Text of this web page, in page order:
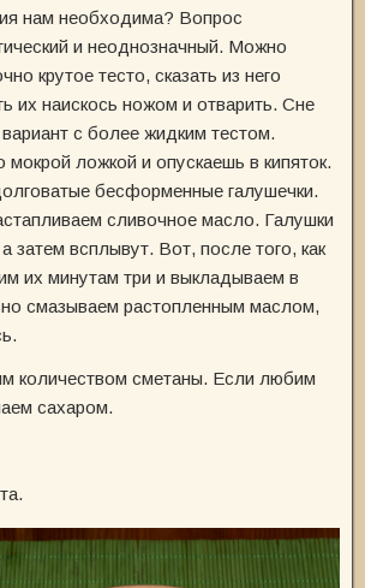
нам необходима? Вопрос
и неоднозначный. Можно
крутое тесто, сказать из него
их наискось ножом и отварить. Сне
с более жидким тестом.
мокрой ложкой и опускаешь в кипяток.
бесформенные галушечки.
сливочное масло. Галушки
затем всплывут. Вот, после того, как
их минутам три и выкладываем в
смазываем растопленным маслом,
количеством сметаны. Если любим
сахаром.